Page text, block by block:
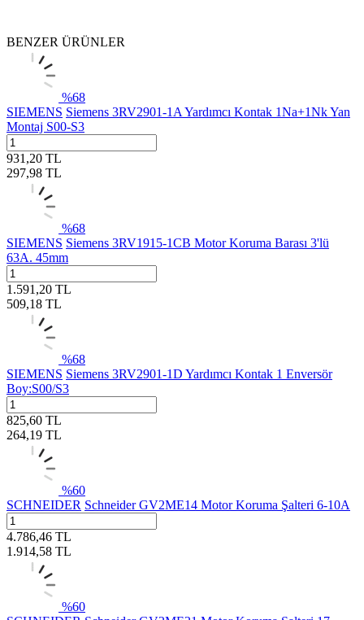
BENZER ÜRÜNLER
%68
SIEMENS Siemens 3RV2901-1A Yardımcı Kontak 1Na+1Nk Yan
Montaj S00-S3
931,20 TL
297,98 TL
%68
SIEMENS Siemens 3RV1915-1CB Motor Koruma Barası 3'lü
63A. 45mm
1.591,20 TL
509,18 TL
%68
SIEMENS Siemens 3RV2901-1D Yardımcı Kontak 1 Enversör
Boy:S00/S3
825,60 TL
264,19 TL
%60
SCHNEIDER Schneider GV2ME14 Motor Koruma Şalteri 6-10A
4.786,46 TL
1.914,58 TL
%60